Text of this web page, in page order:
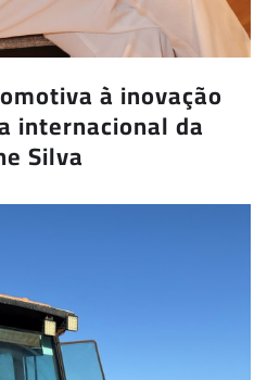
à inovação
internacional da
Silva